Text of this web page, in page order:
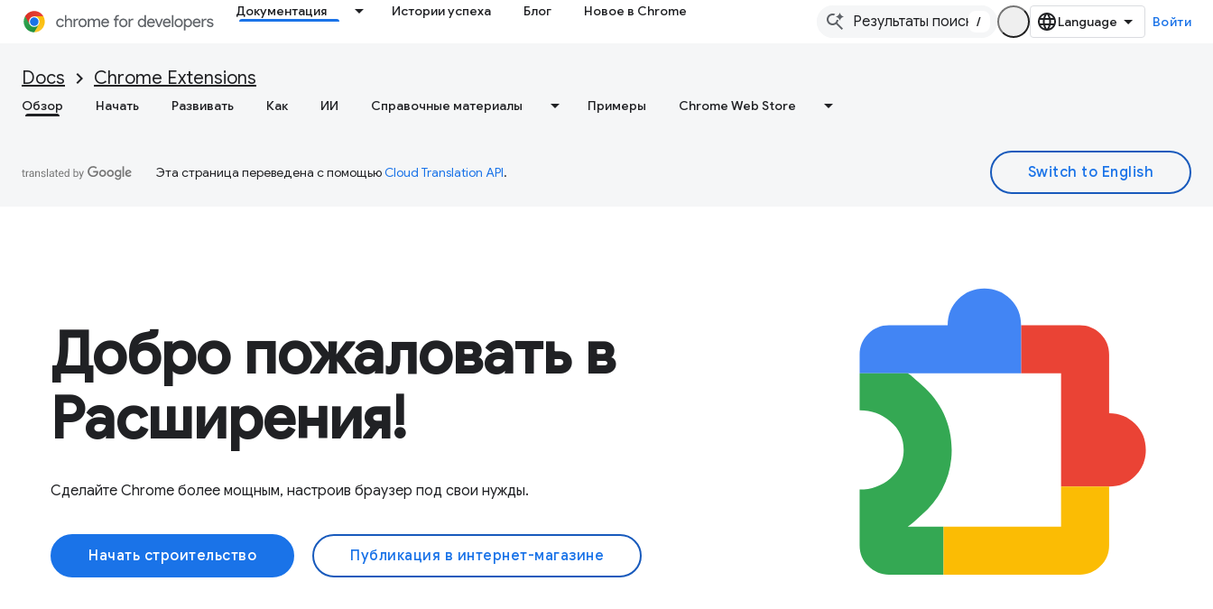
Документация Истории успеха Блог Новое в Chrome
/ Войти
Docs Chrome Extensions
Обзор Начать Развивать Как ИИ Справочные материалы Примеры Chrome Web Store
Эта страница переведена с помощьюCloud Translation API.
Добро пожаловать в
Расширения!
Сделайте Chrome более мощным, настроив браузер под свои нужды.
Начать строительство Публикация в интернет-магазине